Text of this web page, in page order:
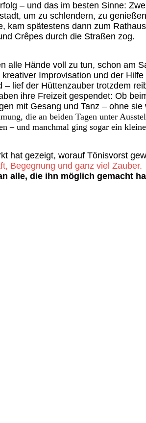
– und das im besten Sinne:
um zu schlendern, zu
kam spätestens dann zum
Crêpes durch die Straßen zog.
alle Hände voll zu tun, schon am
Improvisation und der
– lief der Hüttenzauber trotzdem
ihre Freizeit gespendet: Ob
mit Gesang und Tanz – ohne
die an beiden Tagen unter
– und manchmal ging sogar ein
hat gezeigt, worauf Tönisvorst
Begegnung und ganz viel Zauber.
alle, die ihn möglich gemacht